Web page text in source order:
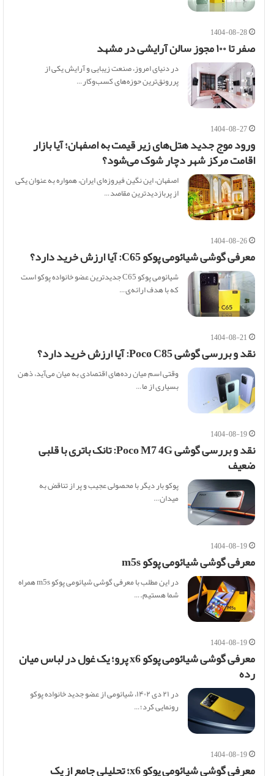
1404-08-28
صفر تا ۱۰۰ مجوز سالن آرایشی در مشهد
در دنیای امروز، صنعت زیبایی و آرایش یکی از
پررونق‌ترین حوزه‌های کسب‌وکار…
1404-08-27
ورود موج جدید هتل‌های زیر قیمت به اصفهان؛ آیا بازار
اقامت مرکز شهر دچار شوک می‌شود؟
اصفهان، این نگین فیروزه‌ای ایران، همواره به عنوان یکی
از پربازدیدترین مقاصد…
1404-08-26
معرفی گوشی شیائومی پوکو C65: آیا ارزش خرید دارد؟
شیائومی پوکو C65 جدیدترین عضو خانواده پوکو است
که با هدف ارائه‌ی…
1404-08-21
نقد و بررسی گوشی Poco C85: آیا ارزش خرید دارد؟
وقتی اسم میان رده‌های اقتصادی به میان می‌آید، ذهن
بسیاری از ما…
1404-08-19
نقد و بررسی گوشی Poco M7 4G: تانک باتری با قلبی
ضعیف
پوکو بار دیگر با محصولی عجیب و پر از تناقض به
میدان…
1404-08-19
معرفی گوشی شیائومی پوکو m5s
در این مطلب با معرفی گوشی شیائومی پوکو m5s همراه
شما هستیم.…
1404-08-19
معرفی گوشی شیائومی پوکو x6 پرو؛ یک غول در لباس میان
رده
در ۲۱ دی ۱۴۰۲، شیائومی از عضو جدید خانواده پوکو
رونمایی کرد؛…
1404-08-19
معرفی گوشی شیائومی پوکو x6؛ تحلیلی جامع از یک